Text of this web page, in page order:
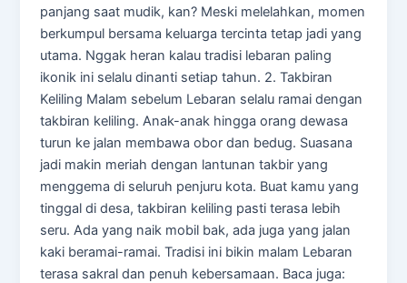
panjang saat mudik, kan? Meski melelahkan, momen
berkumpul bersama keluarga tercinta tetap jadi yang
utama. Nggak heran kalau tradisi lebaran paling
ikonik ini selalu dinanti setiap tahun. 2. Takbiran
Keliling Malam sebelum Lebaran selalu ramai dengan
takbiran keliling. Anak-anak hingga orang dewasa
turun ke jalan membawa obor dan bedug. Suasana
jadi makin meriah dengan lantunan takbir yang
menggema di seluruh penjuru kota. Buat kamu yang
tinggal di desa, takbiran keliling pasti terasa lebih
seru. Ada yang naik mobil bak, ada juga yang jalan
kaki beramai-ramai. Tradisi ini bikin malam Lebaran
terasa sakral dan penuh kebersamaan. Baca juga: